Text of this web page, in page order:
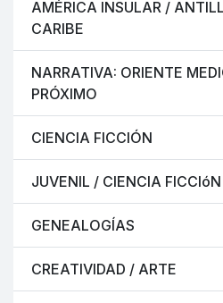
AMÉRICA INSULAR /
CARIBE
NARRATIVA: ORIENTE
PRÓXIMO
CIENCIA FICCIÓN
JUVENIL / CIENCIA FICCIóN
GENEALOGÍAS
CREATIVIDAD / ARTE